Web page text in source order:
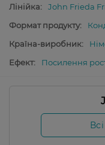
Лінійка:
John Frieda
Формат продукту:
Країна-виробник:
Ефект:
Посилення